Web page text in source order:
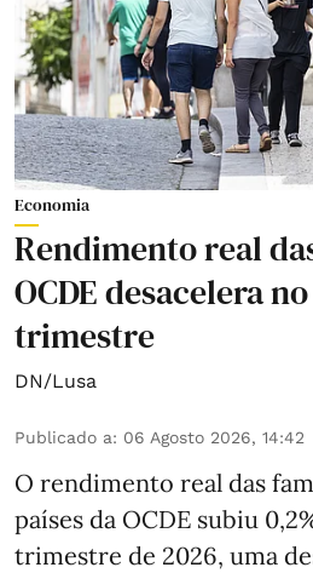
Economia
Rendimento real
OCDE desacelera
trimestre
DN/Lusa
Publicado a: 06 Agosto 2026, 14:42
O rendimento real das
países da OCDE subiu
trimestre de 2026, uma